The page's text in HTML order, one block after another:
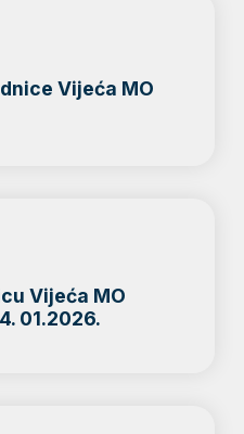
Vijeća MO
Vijeća MO
01.2026.